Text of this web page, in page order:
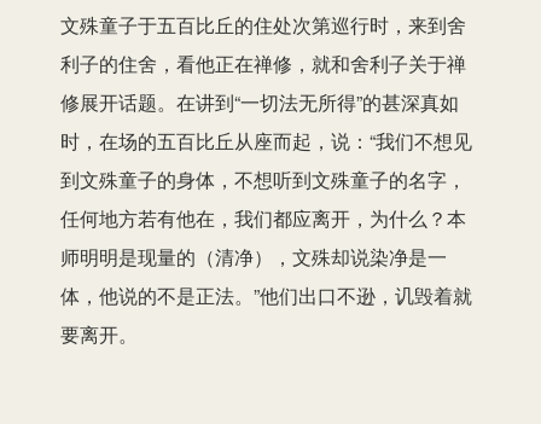
文殊童子于五百比丘的住处次第巡行时，来到舍
利子的住舍，看他正在禅修，就和舍利子关于禅
修展开话题。在讲到“一切法无所得”的甚深真如
时，在场的五百比丘从座而起，说：“我们不想见
到文殊童子的身体，不想听到文殊童子的名字，
任何地方若有他在，我们都应离开，为什么？本
师明明是现量的（清净），文殊却说染净是一
体，他说的不是正法。”他们出口不逊，讥毁着就
要离开。